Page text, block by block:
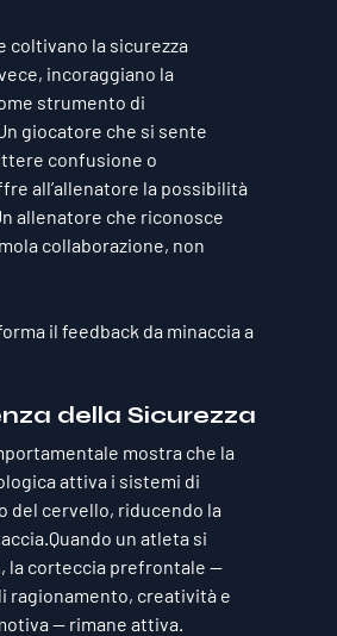
coltivano la sicurezza
incoraggiano la
strumento di
giocatore che si sente
confusione o
all’allenatore la possibilità
allenatore che riconosce
collaborazione, non
il feedback da minaccia a
della Sicurezza
mostra che la
attiva i sistemi di
del cervello, riducendo la
un atleta si
la corteccia prefrontale —
ragionamento, creatività e
— rimane attiva.